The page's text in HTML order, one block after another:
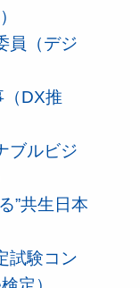
員（デジ
（DX推
ブルビジ
”共生日本
試験コン